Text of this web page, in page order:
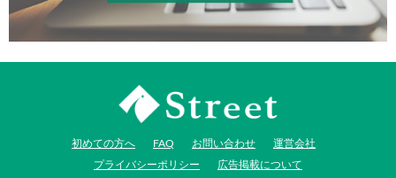
大級_歯科技工のオークショ
ンサイト
初めての方へ FAQ お問い合わせ
運営会社
プライバシーポリシー
広告掲載について